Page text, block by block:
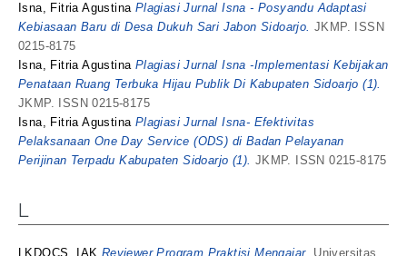
Isna, Fitria Agustina Plagiasi Jurnal Isna - Posyandu Adaptasi
Kebiasaan Baru di Desa Dukuh Sari Jabon Sidoarjo. JKMP. ISSN
0215-8175
Isna, Fitria Agustina Plagiasi Jurnal Isna -Implementasi Kebijakan
Penataan Ruang Terbuka Hijau Publik Di Kabupaten Sidoarjo (1).
JKMP. ISSN 0215-8175
Isna, Fitria Agustina Plagiasi Jurnal Isna- Efektivitas
Pelaksanaan One Day Service (ODS) di Badan Pelayanan
Perijinan Terpadu Kabupaten Sidoarjo (1). JKMP. ISSN 0215-8175
L
LKDOCS, IAK Reviewer Program Praktisi Mengajar. Universitas